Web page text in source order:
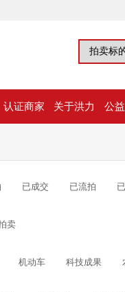
认证商家 关于洪力 公
已成交 已流拍
卖
机动车 科技成果